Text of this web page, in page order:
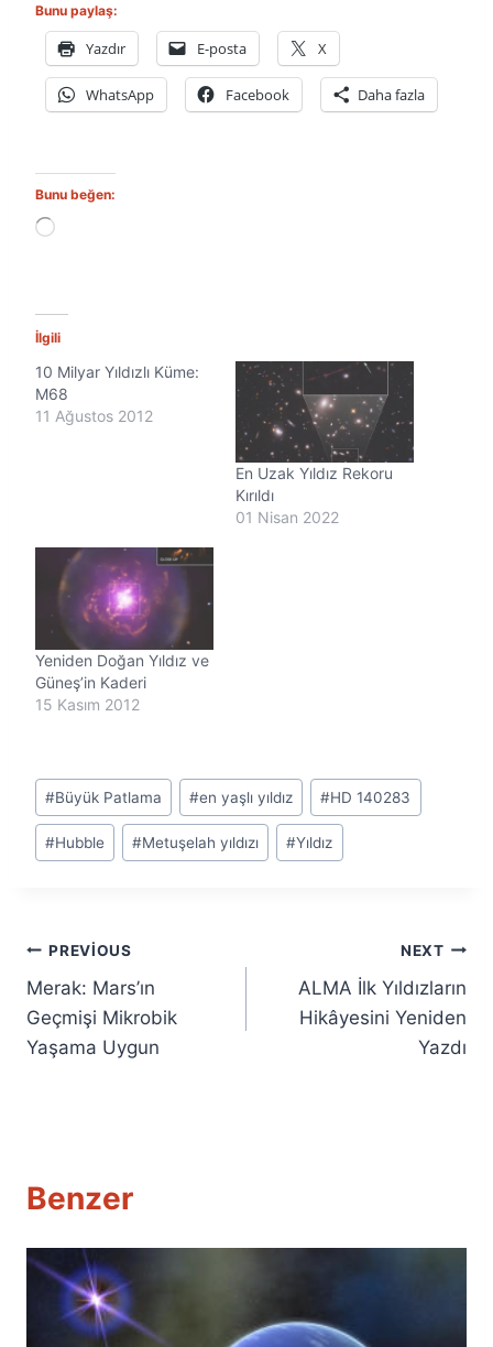
Bunu paylaş:
Yazdır E-posta X
WhatsApp Facebook Daha fazla
Bunu beğen:
Y
n
y
o
r
İlgili
10 Milyar Yıldızlı Küme:
M68
11 Ağustos 2012
En Uzak Yıldız Rekoru
Kırıldı
01 Nisan 2022
Yeniden Doğan Yıldız ve
Güneş’in Kaderi
15 Kasım 2012
Post
Tags:
#Büyük Patlama #en yaşlı yıldız #HD 140283
#Hubble #Metuşelah yıldızı #Yıldız
Yazı
gezinmesi
PREVIOUS
Merak: Mars’ın
Geçmişi Mikrobik
Yaşama Uygun
NEXT
ALMA İlk Yıldızların
Hikâyesini Yeniden
Yazdı
Benzer